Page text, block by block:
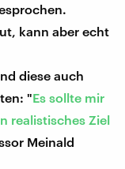
kann aber echt
diese auch
"Es sollte mir
realistisches Ziel
Meinald